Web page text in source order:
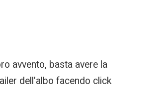
avvento, basta avere la
dell’albo facendo click